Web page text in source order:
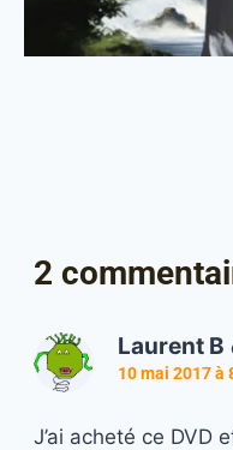
2
Laurent B
10 mai 2017 à
J’ai acheté ce DVD